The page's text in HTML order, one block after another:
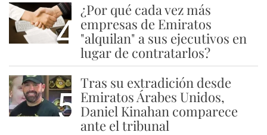
4
¿Por qué cada vez más
empresas de Emiratos
"alquilan" a sus ejecutivos en
lugar de contratarlos?
5
Tras su extradición desde
Emiratos Árabes Unidos,
Daniel Kinahan comparece
ante el tribunal